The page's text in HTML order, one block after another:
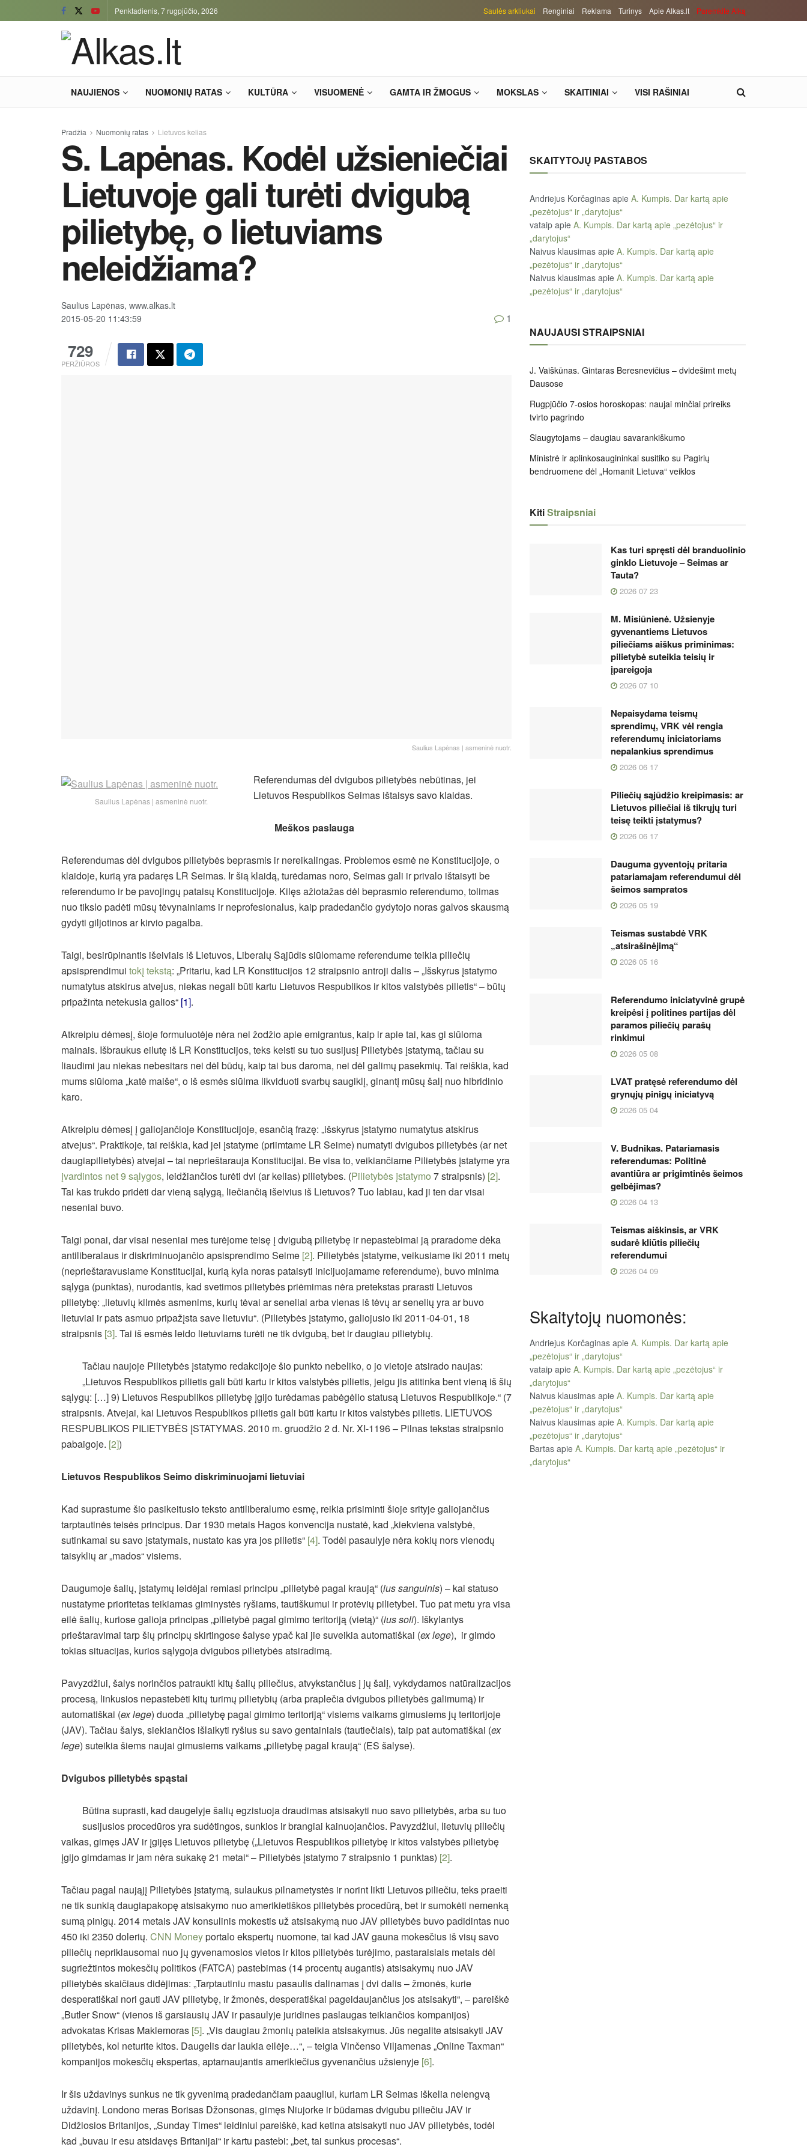
Penktadienis, 7 rugpjūčio, 2026 Saulės arkliukai Renginiai Reklama Turinys Apie Alkas.lt Paremkite Alką
NAUJIENOS NUOMONIŲ RATAS KULTŪRA VISUOMENĖ GAMTA IR ŽMOGUS MOKSLAS SKAITINIAI VISI RAŠINIAI
Pradžia Nuomonių ratas Lietuvos kelias
S. Lapėnas. Kodėl užsieniečiai
Lietuvoje gali turėti dvigubą
pilietybę, o lietuviams
neleidžiama?
Saulius Lapėnas, www.alkas.lt
2015-05-20 11:43:59
729
PERŽIŪROS
1
Saulius Lapėnas | asmeninė nuotr.
Saulius Lapėnas | asmeninė nuotr.
Referendumas dėl dvigubos pilietybės nebūtinas, jei
Lietuvos Respublikos Seimas ištaisys savo klaidas.
Meškos paslauga
Referendumas dėl dvigubos pilietybės beprasmis ir nereikalingas. Problemos esmė ne Konstitucijoje, o
klaidoje, kurią yra padaręs LR Seimas. Ir šią klaidą, turėdamas noro, Seimas gali ir privalo ištaisyti be
referendumo ir be pavojingų pataisų Konstitucijoje. Kilęs ažiotažas dėl beprasmio referendumo, tolimas
nuo tikslo padėti mūsų tėvynainiams ir neprofesionalus, kaip pradedančio gydytojo noras galvos skausmą
gydyti giljotinos ar kirvio pagalba.
Taigi, besirūpinantis išeiviais iš Lietuvos, Liberalų Sąjūdis siūlomame referendume teikia piliečių
apsisprendimui tokį tekstą: „Pritariu, kad LR Konstitucijos 12 straipsnio antroji dalis – „Išskyrus įstatymo
numatytus atskirus atvejus, niekas negali būti kartu Lietuvos Respublikos ir kitos valstybės pilietis“ – būtų
pripažinta netekusia galios“ [1].
Atkreipiu dėmesį, šioje formuluotėje nėra nei žodžio apie emigrantus, kaip ir apie tai, kas gi siūloma
mainais. Išbraukus eilutę iš LR Konstitucijos, teks keisti su tuo susijusį Pilietybės įstatymą, tačiau su
liaudimi jau niekas nebesitars nei dėl būdų, kaip tai bus daroma, nei dėl galimų pasekmių. Tai reiškia, kad
mums siūloma „katė maiše“, o iš esmės siūlma likviduoti svarbų saugiklį, ginantį mūsų šalį nuo hibridinio
karo.
Atkreipiu dėmesį į galiojančioje Konstitucijoje, esančią frazę: „išskyrus įstatymo numatytus atskirus
atvejus“. Praktikoje, tai reiškia, kad jei įstatyme (priimtame LR Seime) numatyti dvigubos pilietybės (ar net
daugiapilietybės) atvejai – tai neprieštarauja Konstitucijai. Be visa to, veikiančiame Pilietybės įstatyme yra
įvardintos net 9 sąlygos, leidžiančios turėti dvi (ar kelias) pilietybes. (Pilietybės įstatymo 7 straipsnis) [2].
Tai kas trukdo pridėti dar vieną sąlygą, liečiančią išeivius iš Lietuvos? Tuo labiau, kad ji ten dar visai
neseniai buvo.
Taigi ponai, dar visai neseniai mes turėjome teisę į dvigubą pilietybę ir nepastebimai ją praradome dėka
antiliberalaus ir diskriminuojančio apsisprendimo Seime [2]. Pilietybės įstatyme, veikusiame iki 2011 metų
(neprieštaravusiame Konstitucijai, kurią kyla noras pataisyti inicijuojamame referendume), buvo minima
sąlyga (punktas), nurodantis, kad svetimos pilietybės priėmimas nėra pretekstas prarasti Lietuvos
pilietybę: „lietuvių kilmės asmenims, kurių tėvai ar seneliai arba vienas iš tėvų ar senelių yra ar buvo
lietuviai ir pats asmuo pripažįsta save lietuviu“. (Pilietybės įstatymo, galiojusio iki 2011-04-01, 18
straipsnis [3]. Tai iš esmės leido lietuviams turėti ne tik dvigubą, bet ir daugiau pilietybių.
Tačiau naujoje Pilietybės įstatymo redakcijoje šio punkto nebeliko, o jo vietoje atsirado naujas:
„Lietuvos Respublikos pilietis gali būti kartu ir kitos valstybės pilietis, jeigu jis atitinka bent vieną iš šių
sąlygų: […] 9) Lietuvos Respublikos pilietybę įgijo turėdamas pabėgėlio statusą Lietuvos Respublikoje.“ (7
straipsnis. Atvejai, kai Lietuvos Respublikos pilietis gali būti kartu ir kitos valstybės pilietis. LIETUVOS
RESPUBLIKOS PILIETYBĖS ĮSTATYMAS. 2010 m. gruodžio 2 d. Nr. XI-1196 – Pilnas tekstas straipsnio
pabaigoje. [2])
Lietuvos Respublikos Seimo diskriminuojami lietuviai
Kad suprastume šio pasikeitusio teksto antiliberalumo esmę, reikia prisiminti šioje srityje galiojančius
tarptautinės teisės principus. Dar 1930 metais Hagos konvencija nustatė, kad „kiekviena valstybė,
sutinkamai su savo įstatymais, nustato kas yra jos pilietis“ [4]. Todėl pasaulyje nėra kokių nors vienodų
taisyklių ar „mados“ visiems.
Daugumoje šalių, įstatymų leidėjai remiasi principu „pilietybė pagal kraują“ (ius sanguinis) – kai statuso
nustatyme prioritetas teikiamas giminystės ryšiams, tautiškumui ir protėvių pilietybei. Tuo pat metu yra visa
eilė šalių, kuriose galioja principas „pilietybė pagal gimimo teritoriją (vietą)“ (ius soli). Iškylantys
prieštaravimai tarp šių principų skirtingose šalyse ypač kai jie suveikia automatiškai (ex lege), ir gimdo
tokias situacijas, kurios sąlygoja dvigubos pilietybės atsiradimą.
Pavyzdžiui, šalys norinčios patraukti kitų šalių piliečius, atvykstančius į jų šalį, vykdydamos natūralizacijos
procesą, linkusios nepastebėti kitų turimų pilietybių (arba praplečia dvigubos pilietybės galimumą) ir
automatiškai (ex lege) duoda „pilietybę pagal gimimo teritoriją“ visiems vaikams gimusiems jų teritorijoje
(JAV). Tačiau šalys, siekiančios išlaikyti ryšius su savo gentainiais (tautiečiais), taip pat automatiškai (ex
lege) suteikia šiems naujai gimusiems vaikams „pilietybę pagal kraują“ (ES šalyse).
Dvigubos pilietybės spąstai
Būtina suprasti, kad daugelyje šalių egzistuoja draudimas atsisakyti nuo savo pilietybės, arba su tuo
susijusios procedūros yra sudėtingos, sunkios ir brangiai kainuojančios. Pavyzdžiui, lietuvių piliečių
vaikas, gimęs JAV ir įgijęs Lietuvos pilietybę („Lietuvos Respublikos pilietybę ir kitos valstybės pilietybę
įgijo gimdamas ir jam nėra sukakę 21 metai“ – Pilietybės įstatymo 7 straipsnio 1 punktas) [2].
Tačiau pagal naująjį Pilietybės įstatymą, sulaukus pilnametystės ir norint likti Lietuvos piliečiu, teks praeiti
ne tik sunkią daugiapakopę atsisakymo nuo amerikietiškos pilietybės procedūrą, bet ir sumokėti nemenką
sumą pinigų. 2014 metais JAV konsulinis mokestis už atsisakymą nuo JAV pilietybės buvo padidintas nuo
450 iki 2350 dolerių. CNN Moneyportalo ekspertų nuomone, tai kad JAV gauna mokesčius iš visų savo
piliečių nepriklausomai nuo jų gyvenamosios vietos ir kitos pilietybės turėjimo, pastaraisiais metais dėl
sugriežtintos mokesčių politikos (FATCA) pastebimas (14 procentų augantis) atsisakymų nuo JAV
pilietybės skaičiaus didėjimas: „Tarptautiniu mastu pasaulis dalinamas į dvi dalis – žmonės, kurie
desperatiškai nori gauti JAV pilietybę, ir žmonės, desperatiškai pageidaujančius jos atsisakyti“, – pareiškė
„Butler Snow“ (vienos iš garsiausių JAV ir pasaulyje juridines paslaugas teikiančios kompanijos)
advokatas Krisas Maklemoras [5]. „Vis daugiau žmonių pateikia atsisakymus. Jūs negalite atsisakyti JAV
pilietybės, kol neturite kitos. Daugelis dar laukia eilėje…“, – teigia Vinčenso Viljamenas „Online Taxman“
kompanijos mokesčių ekspertas, aptarnaujantis amerikiečius gyvenančius užsienyje [6].
Ir šis uždavinys sunkus ne tik gyvenimą pradedančiam paaugliui, kuriam LR Seimas iškelia nelengvą
uždavinį. Londono meras Borisas Džonsonas, gimęs Niujorke ir būdamas dvigubu piliečiu JAV ir
Didžiosios Britanijos, „Sunday Times“ leidiniui pareiškė, kad ketina atsisakyti nuo JAV pilietybės, todėl
kad „buvau ir esu atsidavęs Britanijai“ ir kartu pastebi: „bet, tai sunkus procesas“.
SKAITYTOJŲ PASTABOS
Andriejus Korčaginas apie A. Kumpis. Dar kartą apie
„pezėtojus“ ir „darytojus“
vataip apie A. Kumpis. Dar kartą apie „pezėtojus“ ir
„darytojus“
Naivus klausimas apie A. Kumpis. Dar kartą apie
„pezėtojus“ ir „darytojus“
Naivus klausimas apie A. Kumpis. Dar kartą apie
„pezėtojus“ ir „darytojus“
NAUJAUSI STRAIPSNIAI
J. Vaiškūnas. Gintaras Beresnevičius – dvidešimt metų
Dausose
Rugpjūčio 7-osios horoskopas: naujai minčiai prireiks
tvirto pagrindo
Slaugytojams – daugiau savarankiškumo
Ministrė ir aplinkosaugininkai susitiko su Pagirių
bendruomene dėl „Homanit Lietuva“ veiklos
KitiStraipsniai
Kas turi spręsti dėl branduolinio
ginklo Lietuvoje – Seimas ar
Tauta?
2026 07 23
M. Misiūnienė. Užsienyje
gyvenantiems Lietuvos
piliečiams aiškus priminimas:
pilietybė suteikia teisių ir
įpareigoja
2026 07 10
Nepaisydama teismų
sprendimų, VRK vėl rengia
referendumų iniciatoriams
nepalankius sprendimus
2026 06 17
Piliečių sąjūdžio kreipimasis: ar
Lietuvos piliečiai iš tikrųjų turi
teisę teikti įstatymus?
2026 06 17
Dauguma gyventojų pritaria
patariamajam referendumui dėl
šeimos sampratos
2026 05 19
Teismas sustabdė VRK
„atsirašinėjimą“
2026 05 16
Referendumo iniciatyvinė grupė
kreipėsi į politines partijas dėl
paramos piliečių parašų
rinkimui
2026 05 08
LVAT pratęsė referendumo dėl
grynųjų pinigų iniciatyvą
2026 05 04
V. Budnikas. Patariamasis
referendumas: Politinė
avantiūra ar prigimtinės šeimos
gelbėjimas?
2026 04 13
Teismas aiškinsis, ar VRK
sudarė kliūtis piliečių
referendumui
2026 04 09
Skaitytojų nuomonės:
Andriejus Korčaginas apie A. Kumpis. Dar kartą apie
„pezėtojus“ ir „darytojus“
vataip apie A. Kumpis. Dar kartą apie „pezėtojus“ ir
„darytojus“
Naivus klausimas apie A. Kumpis. Dar kartą apie
„pezėtojus“ ir „darytojus“
Naivus klausimas apie A. Kumpis. Dar kartą apie
„pezėtojus“ ir „darytojus“
Bartas apie A. Kumpis. Dar kartą apie „pezėtojus“ ir
„darytojus“